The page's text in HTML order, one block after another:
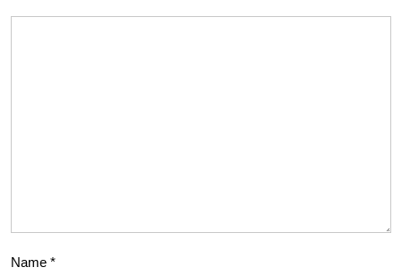
Name *